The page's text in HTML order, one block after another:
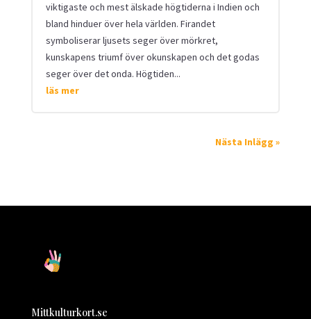
viktigaste och mest älskade högtiderna i Indien och
bland hinduer över hela världen. Firandet
symboliserar ljusets seger över mörkret,
kunskapens triumf över okunskapen och det godas
seger över det onda. Högtiden...
läs mer
Nästa Inlägg »
Mittkulturkort.se